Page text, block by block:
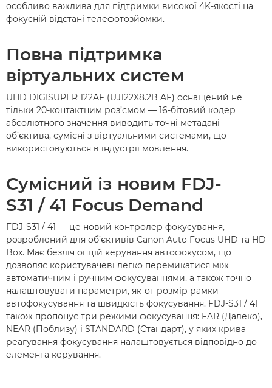
особливо важлива для підтримки високої 4K-якості на
фокусній відстані телефотозйомки.
Повна підтримка
віртуальних систем
UHD DIGISUPER 122AF (UJ122X8.2B AF) оснащений не
тільки 20-контактним роз’ємом — 16-бітовий кодер
абсолютного значення виводить точні метадані
об’єктива, сумісні з віртуальними системами, що
використовуються в індустрії мовлення.
Сумісний із новим FDJ-
S31 / 41 Focus Demand
FDJ-S31 / 41 — це новий контролер фокусування,
розроблений для об’єктивів Canon Auto Focus UHD та HD
Box. Має безліч опцій керування автофокусом, що
дозволяє користувачеві легко перемикатися між
автоматичним і ручним фокусуваннями, а також точно
налаштовувати параметри, як-от розмір рамки
автофокусування та швидкість фокусування. FDJ-S31 / 41
також пропонує три режими фокусування: FAR (Далеко),
NEAR (Поблизу) і STANDARD (Стандарт), у яких крива
реагування фокусування налаштовується відповідно до
елемента керування.